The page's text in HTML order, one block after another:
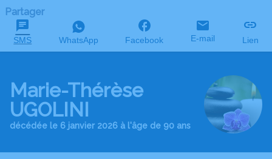
Partager
SMS WhatsApp Facebook E-mail Lien
Marie-Thérèse
UGOLINI
décédée le 6 janvier 2026 à l'âge de 90 ans